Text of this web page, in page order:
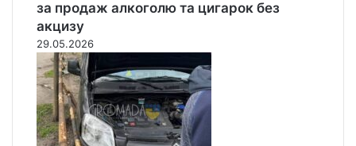
за продаж алкоголю та цигарок без
акцизу
29.05.2026